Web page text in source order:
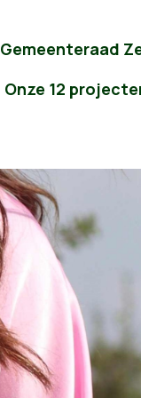
Gemeenteraad
Onze 12